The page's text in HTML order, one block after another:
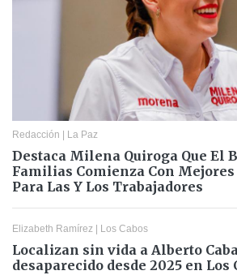
Redacción La Paz
Destaca Milena Quiroga Que El
Familias Comienza Con
Para Las Y Los Trabajadores
Elizabeth Ramírez Los Cabos
Localizan sin vida a Alberto
desaparecido desde 2025 en Los